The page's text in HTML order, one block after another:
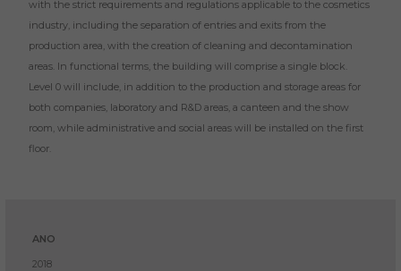
with the strict requirements and regulations applicable to the cosmetics
industry, including the separation of entries and exits from the
production area, with the creation of cleaning and decontamination
areas. In functional terms, the building will comprise a single block.
Level 0 will include, in addition to the production and storage areas for
both companies, laboratory and R&D areas, a canteen and the show
room, while administrative and social areas will be installed on the first
floor.
ANO
2018